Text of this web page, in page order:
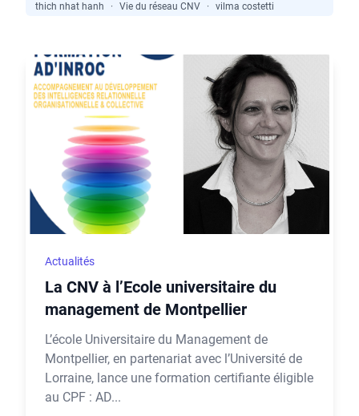
thich nhat hanh
· Vie du réseau CNV · vilma costetti
Actualités
La CNV à l’Ecole universitaire du
management de Montpellier
L’école Universitaire du Management de
Montpellier, en partenariat avec l’Université de
Lorraine, lance une formation certifiante éligible
au CPF : AD...